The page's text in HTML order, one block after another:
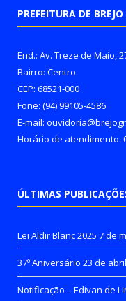
PREFEITURA DE
End.: Av. Treze de Maio,
Bairro: Centro
CEP: 68521-000
Fone: (94) 99105-4586
E-mail:
Horário de atendimento:
ÚLTIMAS
Lei Aldir Blanc 2025 7 de
37º Aniversário 23 de
Notificação – Edivan de